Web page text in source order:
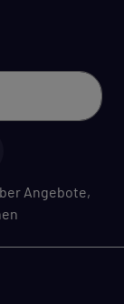
Angebote,